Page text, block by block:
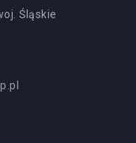
Śląskie